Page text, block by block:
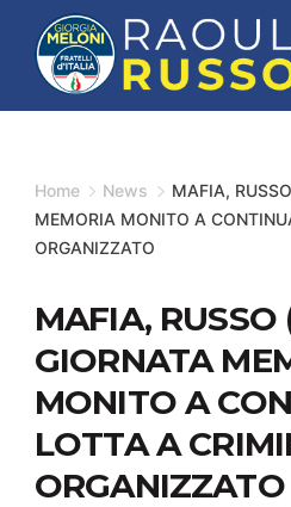
content
Minimal
Agency
Home News
MAFIA,
MEMORIA MONITO A
ORGANIZZATO
MAFIA, RUSSO
GIORNATA
MONITO A
LOTTA A
ORGANIZZATO